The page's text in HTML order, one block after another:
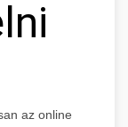
az online